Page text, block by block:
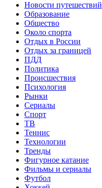
Новости путешествий
Образование
Общество
Около спорта
Отдых в России
Отдых за границей
ПДД
Политика
Происшествия
Психология
Рынки
Сериалы
Спорт
ТВ
Теннис
Технологии
Тренды
Фигурное катание
Фильмы и сериалы
Футбол